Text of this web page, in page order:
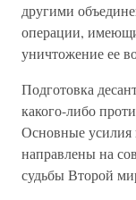
другими
операции,
уничтожение ее
Подготовка
какого-либо
Основные усилия
направлены на
судьбы Второй